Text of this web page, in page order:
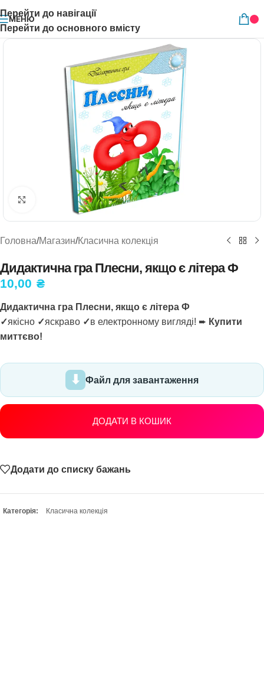
Перейти до навігації
Перейти до основного вмісту
МЕНЮ
Натисніть, щоб збільшити
Головна/Магазин/Класична колекція
Дидактична гра Плесни, якщо є літера Ф
10,00 ₴
Дидактична гра Плесни, якщо є літера Ф
✓якісно ✓яскраво ✓в електронному вигляді! ➨ Купити
миттєво!
Файл для завантаження
ДОДАТИ В КОШИК
Додати до списку бажань
Категорія: Класична колекція